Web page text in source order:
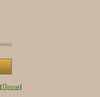
[Проза]